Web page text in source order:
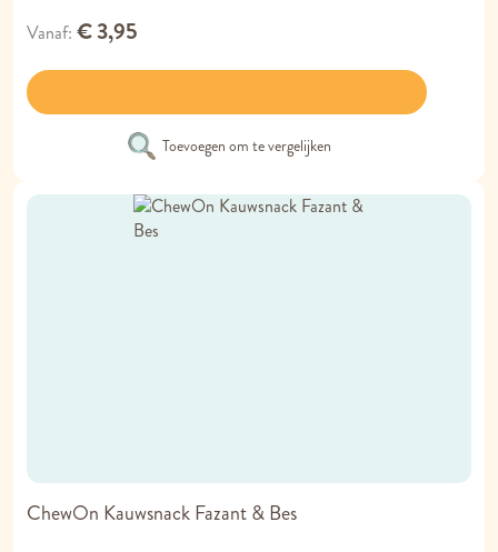
Vanaf € 3,95
Toevoegen om te vergelijken
ChewOn Kauwsnack Fazant & Bes